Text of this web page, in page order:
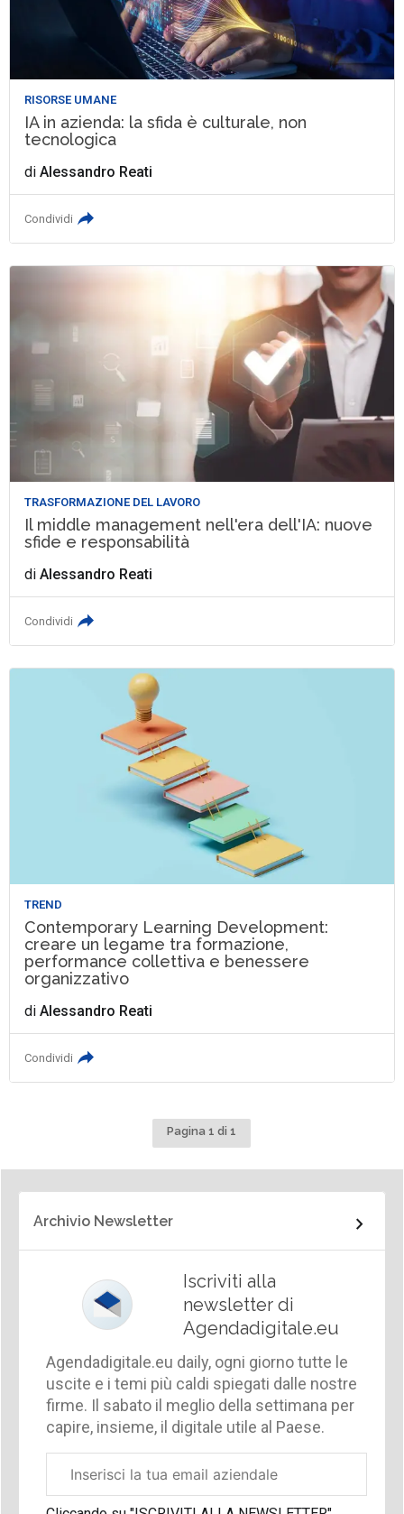
RISORSE UMANE
IA in azienda: la sfida è culturale, non
tecnologica
diAlessandro Reati
Condividi
TRASFORMAZIONE DEL LAVORO
Il middle management nell'era dell'IA: nuove
sfide e responsabilità
diAlessandro Reati
Condividi
TREND
Contemporary Learning Development:
creare un legame tra formazione,
performance collettiva e benessere
organizzativo
diAlessandro Reati
Condividi
Pagina 1 di 1
Archivio Newsletter
Iscriviti alla
newsletter di
Agendadigitale.eu
Agendadigitale.eu daily, ogni giorno tutte le
uscite e i temi più caldi spiegati dalle nostre
firme. Il sabato il meglio della settimana per
capire, insieme, il digitale utile al Paese.
aziendale